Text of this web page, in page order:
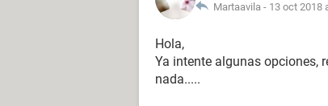
Martaavila - 13 oct 2018
Hola,
Ya intente algunas opciones,
nada.....